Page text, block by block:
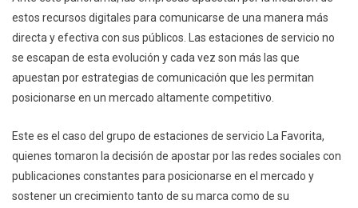
estos recursos digitales para comunicarse de una manera más
directa y efectiva con sus públicos. Las estaciones de servicio no
se escapan de esta evolución y cada vez son más las que
apuestan por estrategias de comunicación que les permitan
posicionarse en un mercado altamente competitivo.
Este es el caso del grupo de estaciones de servicio La Favorita,
quienes tomaron la decisión de apostar por las redes sociales con
publicaciones constantes para posicionarse en el mercado y
sostener un crecimiento tanto de su marca como de su